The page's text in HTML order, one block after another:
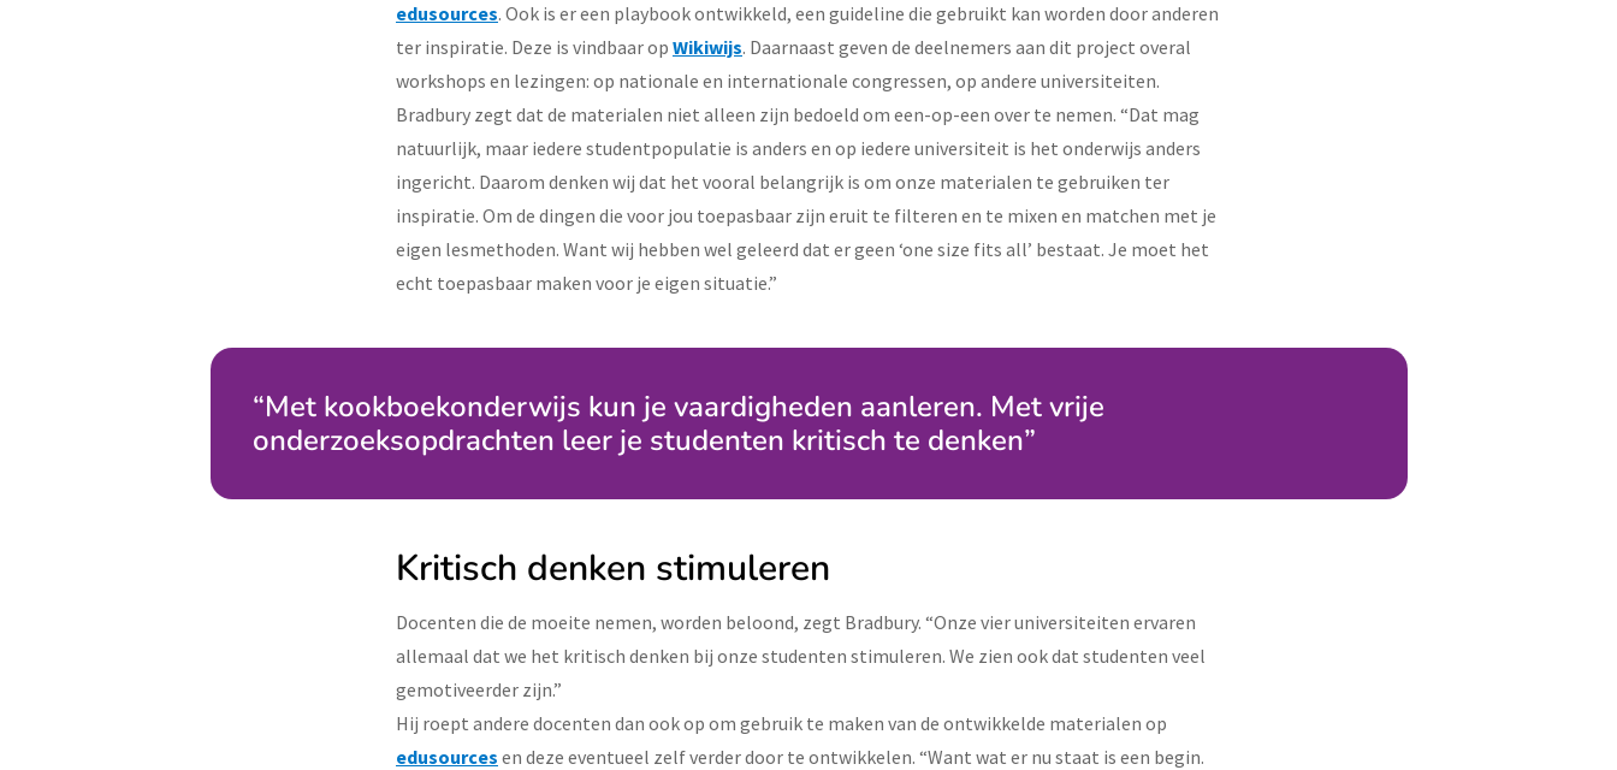
edusources. Ook is er een playbook ontwikkeld, een guideline die gebruikt kan worden door anderen
ter inspiratie. Deze is vindbaar op Wikiwijs. Daarnaast geven de deelnemers aan dit project overal
workshops en lezingen: op nationale en internationale congressen, op andere universiteiten.
Bradbury zegt dat de materialen niet alleen zijn bedoeld om een-op-een over te nemen. “Dat mag
natuurlijk, maar iedere studentpopulatie is anders en op iedere universiteit is het onderwijs anders
ingericht. Daarom denken wij dat het vooral belangrijk is om onze materialen te gebruiken ter
inspiratie. Om de dingen die voor jou toepasbaar zijn eruit te filteren en te mixen en matchen met je
eigen lesmethoden. Want wij hebben wel geleerd dat er geen ‘one size fits all’ bestaat. Je moet het
echt toepasbaar maken voor je eigen situatie.”
“Met kookboekonderwijs kun je vaardigheden aanleren. Met vrije
onderzoeksopdrachten leer je studenten kritisch te denken”
Kritisch denken stimuleren
Docenten die de moeite nemen, worden beloond, zegt Bradbury. “Onze vier universiteiten ervaren
allemaal dat we het kritisch denken bij onze studenten stimuleren. We zien ook dat studenten veel
gemotiveerder zijn.”
Hij roept andere docenten dan ook op om gebruik te maken van de ontwikkelde materialen op
edusources en deze eventueel zelf verder door te ontwikkelen. “Want wat er nu staat is een begin.